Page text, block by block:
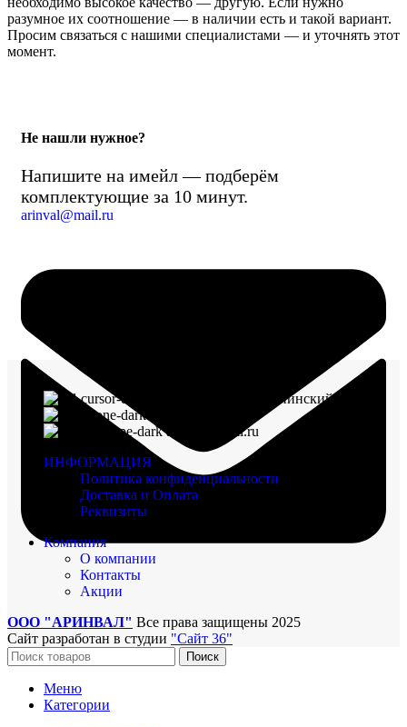
разумное их соотношение — в наличии есть и такой вариант.
Просим связаться с нашими специалистами — и уточнять этот
момент.
Не нашли нужное?
Напишите на имейл — подберём
комплектующие за 10 минут.
arinval@mail.ru
г. Воронеж, пр-кт Ленинский, д. 221
arinval@mail.ru
ИНФОРМАЦИЯ
Политика конфиденциальности
Доставка и Оплата
Реквизиты
Компания
О компании
Контакты
Акции
ООО "АРИНВАЛ" Все права защищены 2025
Сайт разработан в студии "Сайт 36"
Поиск
Меню
Категории